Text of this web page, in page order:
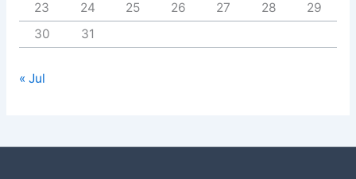
23
24 25 26 27 28
29
30
31
« Jul